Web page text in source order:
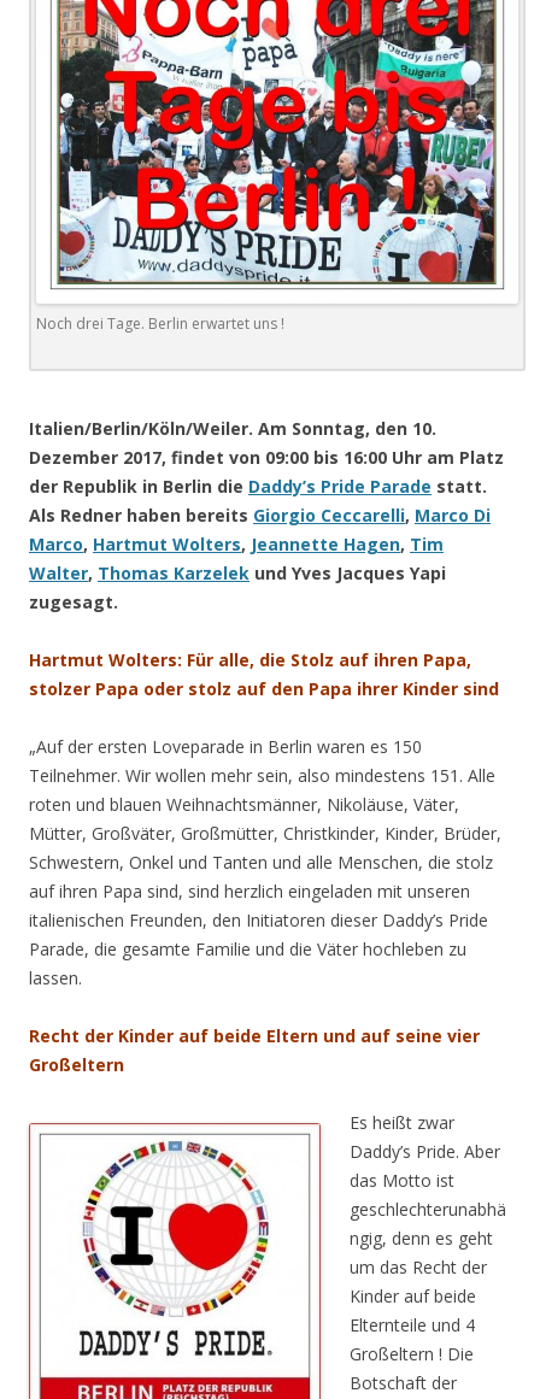
Noch drei Tage. Berlin erwartet uns !
Italien/Berlin/Köln/Weiler. Am Sonntag, den 10.
Dezember 2017, findet von 09:00 bis 16:00 Uhr am Platz
der Republik in Berlin die Daddy’s Pride Parade statt.
Als Redner haben bereits Giorgio Ceccarelli, Marco Di
Marco, Hartmut Wolters, Jeannette Hagen, Tim
Walter, Thomas Karzelek und Yves Jacques Yapi
zugesagt.
Hartmut Wolters: Für alle, die Stolz auf ihren Papa,
stolzer Papa oder stolz auf den Papa ihrer Kinder sind
„Auf der ersten Loveparade in Berlin waren es 150
Teilnehmer. Wir wollen mehr sein, also mindestens 151. Alle
roten und blauen Weihnachtsmänner, Nikoläuse, Väter,
Mütter, Großväter, Großmütter, Christkinder, Kinder, Brüder,
Schwestern, Onkel und Tanten und alle Menschen, die stolz
auf ihren Papa sind, sind herzlich eingeladen mit unseren
italienischen Freunden, den Initiatoren dieser Daddy’s Pride
Parade, die gesamte Familie und die Väter hochleben zu
lassen.
Recht der Kinder auf beide Eltern und auf seine vier
Großeltern
Es heißt zwar
Daddy’s Pride. Aber
das Motto ist
geschlechterunabhä
ngig, denn es geht
um das Recht der
Kinder auf beide
Elternteile und 4
Großeltern ! Die
Botschaft der